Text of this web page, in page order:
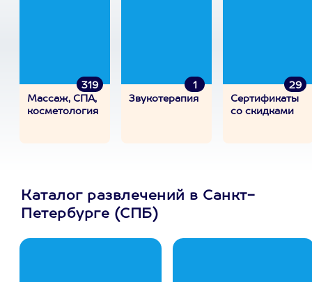
319
Массаж, СПА,
косметология
1
Звукотерапия
29
Сертификаты
со скидками
Каталог развлечений в Санкт-
Петербурге (СПБ)